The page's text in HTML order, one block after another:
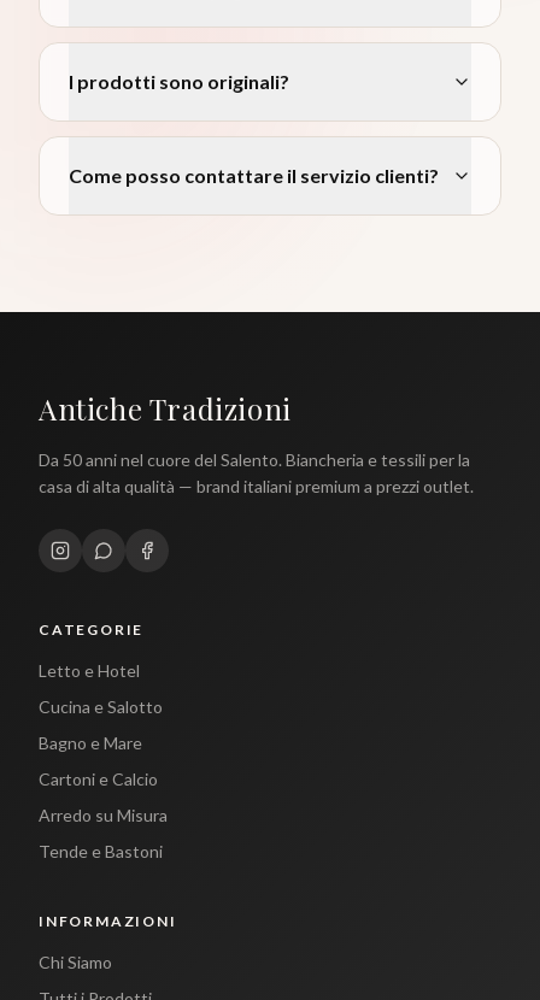
I prodotti sono originali?
Come posso contattare il servizio clienti?
Antiche Tradizioni
Da 50 anni nel cuore del Salento. Biancheria e tessili per la
casa di alta qualità — brand italiani premium a prezzi outlet.
CATEGORIE
Letto e Hotel
Cucina e Salotto
Bagno e Mare
Cartoni e Calcio
Arredo su Misura
Tende e Bastoni
INFORMAZIONI
Chi Siamo